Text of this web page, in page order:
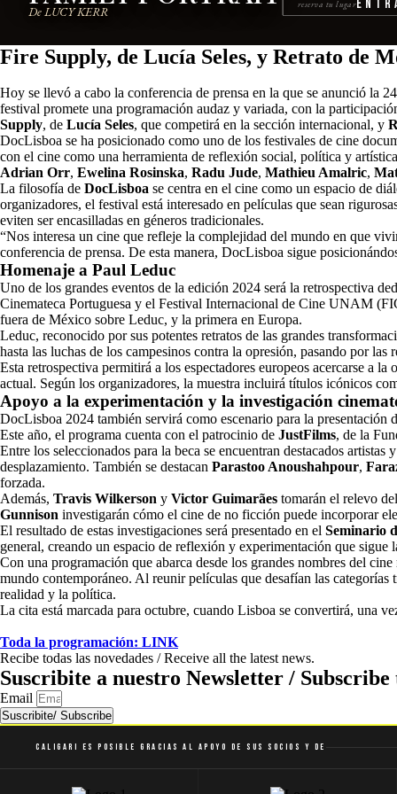
De LUCY KERR
reserva tu lugar
Fire Supply, de Lucía Seles, y Retrato de
Hoy se llevó a cabo la conferencia de prensa en la que se anunció la
festival promete una programación audaz y variada, con la
Supply, de Lucía Seles, que competirá en la sección internacional, y
DocLisboa se ha posicionado como uno de los festivales de cine
con el cine como una herramienta de reflexión social, política y
Adrian Orr, Ewelina Rosinska, Radu Jude, Mathieu Amalric,
La filosofía de DocLisboa se centra en el cine como un espacio de
organizadores, el festival está interesado en películas que sean
eviten ser encasilladas en géneros tradicionales.
“Nos interesa un cine que refleje la complejidad del mundo en que
conferencia de prensa. De esta manera, DocLisboa sigue
Homenaje a Paul Leduc
Uno de los grandes eventos de la edición 2024 será la retrospectiva
Cinemateca Portuguesa y el Festival Internacional de Cine UNAM
fuera de México sobre Leduc, y la primera en Europa.
Leduc, reconocido por sus potentes retratos de las grandes
hasta las luchas de los campesinos contra la opresión, pasando por
Esta retrospectiva permitirá a los espectadores europeos acercarse a
actual. Según los organizadores, la muestra incluirá títulos icónicos
Apoyo a la experimentación y la investigación
DocLisboa 2024 también servirá como escenario para la presentación
Este año, el programa cuenta con el patrocinio de JustFilms, de la
Entre los seleccionados para la beca se encuentran destacados artistas
desplazamiento. También se destacan Parastoo Anoushahpour,
forzada.
Además, Travis Wilkerson y Victor Guimarães tomarán el relevo
Gunnison investigarán cómo el cine de no ficción puede incorporar
El resultado de estas investigaciones será presentado en el Seminario
general, creando un espacio de reflexión y experimentación que sigue
Con una programación que abarca desde los grandes nombres del
mundo contemporáneo. Al reunir películas que desafían las
realidad y la política.
La cita está marcada para octubre, cuando Lisboa se convertirá, una
Toda la programación: LINK
Recibe todas las novedades / Receive all the latest news.
Suscribite a nuestro Newsletter /
Email
Suscribite/ Subscribe
Caligari es posible gracias al apoyo de sus socios y de